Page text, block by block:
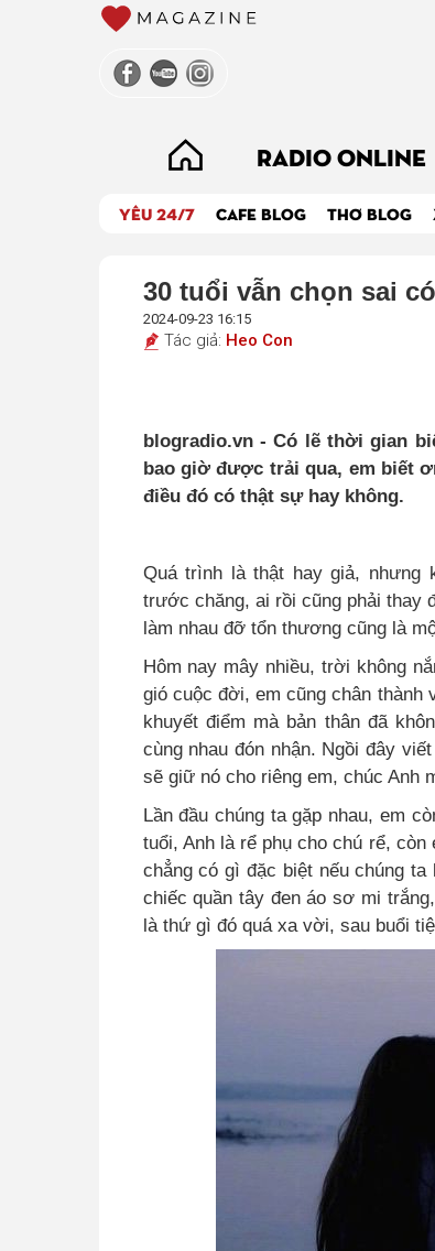
RADIO ONLINE
YÊU 24/7 CAFE BLOG THƠ BLOG
30 tuổi vẫn chọn sai
2024-09-23 16:15
Tác giả: Heo Con
blogradio.vn - Có lẽ thời gian
bao giờ được trải qua, em biết
điều đó có thật sự hay không.
Quá trình là thật hay giả, nhưng
trước chăng, ai rồi cũng phải thay
làm nhau đỡ tổn thương cũng là
Hôm nay mây nhiều, trời không
gió cuộc đời, em cũng chân thành
khuyết điểm mà bản thân đã
cùng nhau đón nhận. Ngồi đây
sẽ giữ nó cho riêng em, chúc Anh
Lần đầu chúng ta gặp nhau, em
tuổi, Anh là rể phụ cho chú rể,
chẳng có gì đặc biệt nếu chúng
chiếc quần tây đen áo sơ mi
là thứ gì đó quá xa vời, sau buổi